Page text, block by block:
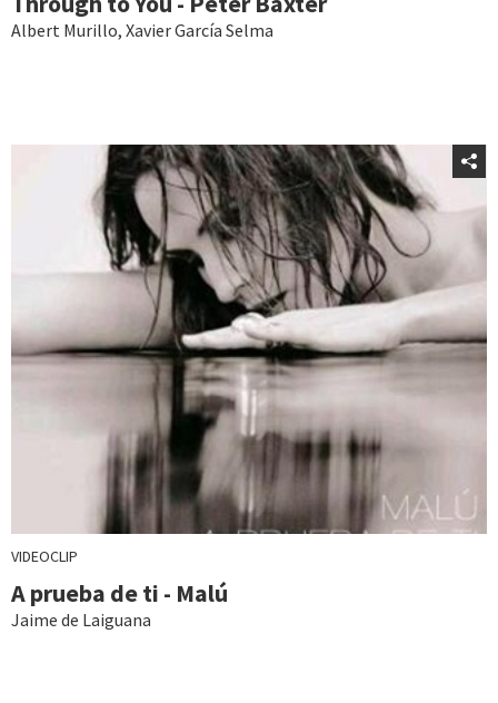
Albert Murillo, Xavier García Selma
VIDEOCLIP
A prueba de ti - Malú
Jaime de Laiguana